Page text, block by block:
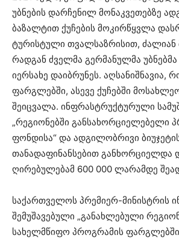
უბნების დარჩენილ მონაკვეთებზე
ბაზალტით ქუჩების მოკირწყვლა
ტურისტული თვალსაზრისით, ძალიან
რადგან ძველმა გერმანულმა
იერსახე დაიბრუნეს. აღსანიშნავია,
ფარგლებში, ასევე ქუჩებში
შეიცვალა. ინფრასტრუქტურული
„რეგიონებში განსახორციელებელი
ფონდისა“ და ადგილობრივი
თანადაფინანსებით განხორციელდა
ღირებულებამ 600 000 ლარამდე
საქართველოს პრემიერ-მინისტრის
შემუშავებული „განახლებული
სახელმწიფო პროგრამის